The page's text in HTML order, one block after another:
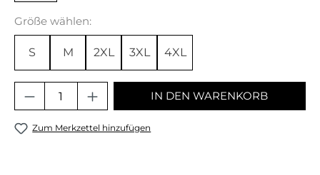
Größeauswählen
wählen:
S M 2XL 3XL 4XL
Produkt Anzahl: Gib den
IN DEN WARENKORB
Zum Merkzettel hinzufügen